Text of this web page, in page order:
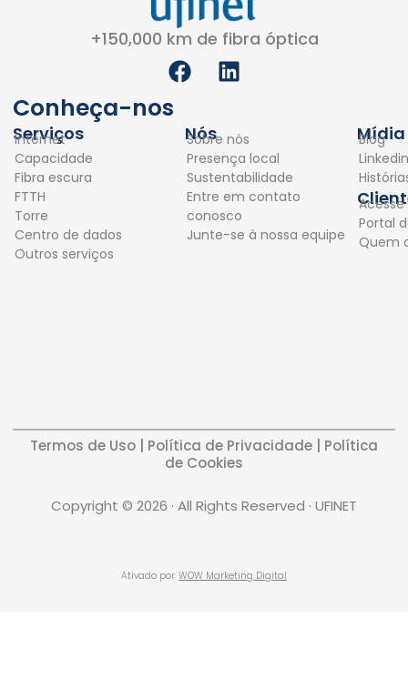
+150,000 km de fibra óptica
F
a
e
b
o
o
k
L
i
k
e
d
i
n
Conheça-nos
Serviços
Internet
Capacidade
Fibra escura
FTTH
Torre
Centro de dados
Outros serviços
Nós
Sobre nós
Presença local
Sustentabilidade
Entre em contato
conosco
Junte-se à nossa equipe
Mídia
Blog
Linkedin
Acesse
Portal
Quem
Termos de Uso Política de Privacidade
Política
de Cookies
Copyright © 2026 · All Rights Reserved · UFINET
Ativado por WOW Marketing Digital